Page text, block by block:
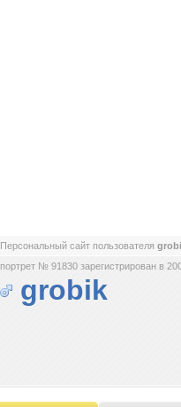
Персональный сайт пользователя
портрет № 91830 зарегистрирован в
grobik